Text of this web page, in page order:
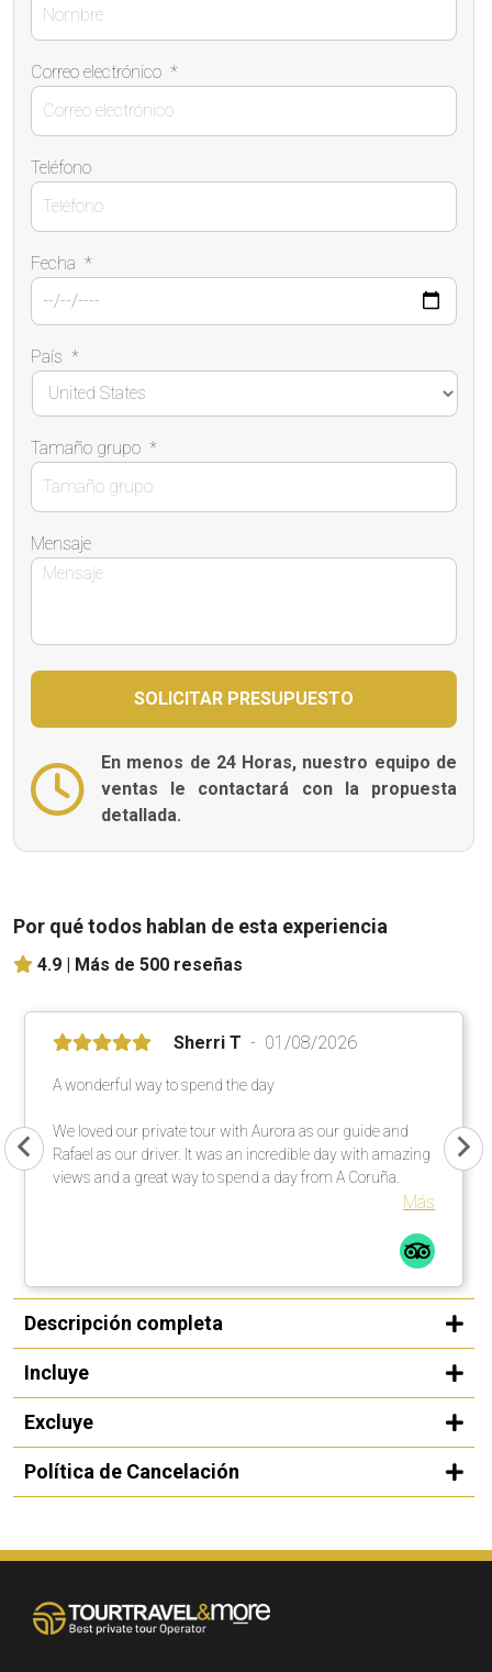
Correo electrónico *
Teléfono
Fecha *
País *
Tamaño grupo *
Mensaje
En menos de 24 Horas, nuestro equipo de
ventas le contactará con la propuesta
detallada.
Por qué todos hablan de esta experiencia
4.9 | Más de 500 reseñas
Sherri T 01/08/2026
A wonderful way to spend the day
We loved our private tour with Aurora as our guide and
Rafael as our driver. It was an incredible day with amazing
views and a great way to spend a day from A Coruña.
Más
Descripción completa
Incluye
Excluye
Política de Cancelación